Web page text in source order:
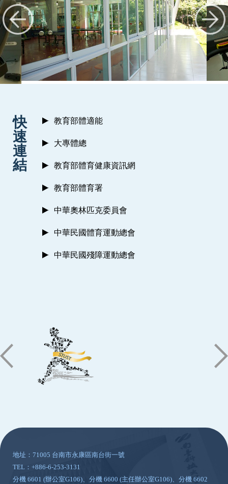
快
速
連
結
教育部體適能
大專體總
教育部體育健康資訊網
教育部體育署
中華奧林匹克委員會
中華民國體育運動總會
中華民國殘障運動總會
地址：71005 台南市永康區南台街一號
TEL：+886-6-253-3131
分機 6601 (辦公室G106)、分機 6600 (主任辦公室G106)、分機 6602